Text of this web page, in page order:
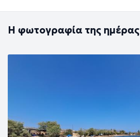
Η φωτογραφία της ημέρας